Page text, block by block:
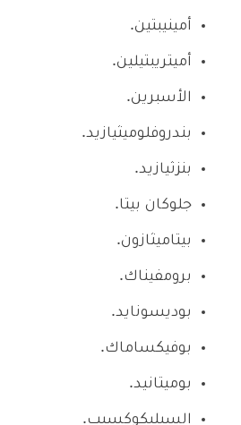
أمينيبتين.
أميتريبتيلين.
الأسبرين.
بندروفلوميثيازيد.
بنزثيازيد.
جلوكان بيتا.
بيتاميثازون.
برومفيناك.
بوديسونايد.
بوفيكساماك.
بوميتانيد.
السيليكوكسيب.